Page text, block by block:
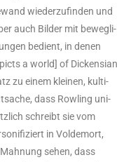
wie­der­zu­fin­den und
auch Bil­der mit beweg­li­
bedient, in denen
a world] of
zu einem klei­nen, kul­ti­
dass Row­ling uni­
schreibt sie vom
in Vol­de­mort,
sehen, dass